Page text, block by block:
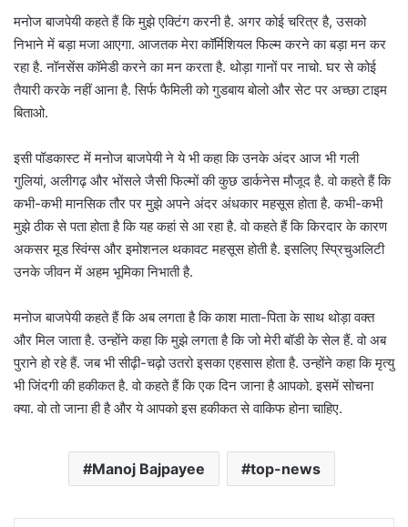
मनोज बाजपेयी कहते हैं कि मुझे एक्टिंग करनी है. अगर कोई चरित्र है, उसको
निभाने में बड़ा मजा आएगा. आजतक मेरा कॉर्मिशियल फिल्म करने का बड़ा मन कर
रहा है. नॉनसेंस कॉमेडी करने का मन करता है. थोड़ा गानों पर नाचो. घर से कोई
तैयारी करके नहीं आना है. सिर्फ फैमिली को गुडबाय बोलो और सेट पर अच्छा टाइम
बिताओ.
इसी पॉडकास्ट में मनोज बाजपेयी ने ये भी कहा कि उनके अंदर आज भी गली
गुलियां, अलीगढ़ और भोंसले जैसी फिल्मों की कुछ डार्कनेस मौजूद है. वो कहते हैं कि
कभी-कभी मानसिक तौर पर मुझे अपने अंदर अंधकार महसूस होता है. कभी-कभी
मुझे ठीक से पता होता है कि यह कहां से आ रहा है. वो कहते हैं कि किरदार के कारण
अकसर मूड स्विंग्स और इमोशनल थकावट महसूस होती है. इसलिए स्प्रिचुअलिटी
उनके जीवन में अहम भूमिका निभाती है.
मनोज बाजपेयी कहते हैं कि अब लगता है कि काश माता-पिता के साथ थोड़ा वक्त
और मिल जाता है. उन्होंने कहा कि मुझे लगता है कि जो मेरी बॉडी के सेल हैं. वो अब
पुराने हो रहे हैं. जब भी सीढ़ी-चढ़ो उतरो इसका एहसास होता है. उन्होंने कहा कि मृत्यु
भी जिंदगी की हकीकत है. वो कहते हैं कि एक दिन जाना है आपको. इसमें सोचना
क्या. वो तो जाना ही है और ये आपको इस हकीकत से वाकिफ होना चाहिए.
Manoj Bajpayee top-news